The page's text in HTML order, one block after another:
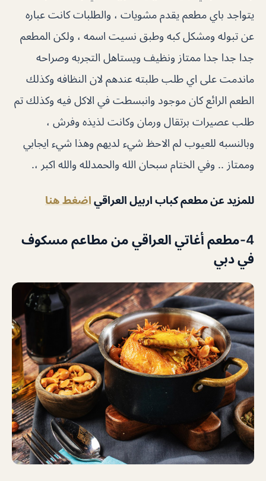
يتواجد باي مطعم يقدم مشويات ، والطلبات كانت عباره
عن تبوله ومشكل كبه وطبق نسيت اسمه ، ولكن المطعم
جدا جدا جدا ممتاز ونظيف ويستاهل التجربه وصراحه
ماندمت على اي طلب طلبته عندهم لان النظافه وكذلك
الطعم الرائع كان موجود وانبسطت في الاكل فيه وكذلك تم
طلب عصيرات برتقال ورمان وكانت لذيذه وفرش ،
وبالنسبه للعيوب لم الاحظ شيء لديهم وهذا شيء ايجابي
وممتاز .. وفي الختام سبحان الله والحمدلله والله اكبر ،.
للمزيد عن مطعم كباب اربيل العراقي اضغط هنا
4-مطعم أغاتي العراقي من مطاعم مسكوف
في دبي